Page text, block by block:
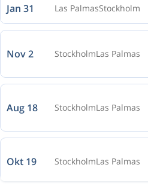
Jan 31 Las PalmasStockholm
Nov 2 StockholmLas Palmas
Aug 18 StockholmLas Palmas
Okt 19 StockholmLas Palmas